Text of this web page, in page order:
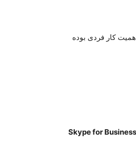
کار فردی بوده
Skype for